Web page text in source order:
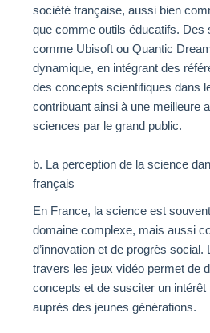
société française, aussi bien
que comme outils éducatifs. Des
comme Ubisoft ou Quantic
dynamique, en intégrant des
des concepts scientifiques dans
contribuant ainsi à une meilleure
sciences par le grand public.
b. La perception de la science
français
En France, la science est
domaine complexe, mais aussi
d’innovation et de progrès social.
travers les jeux vidéo permet de
concepts et de susciter un
auprès des jeunes générations.